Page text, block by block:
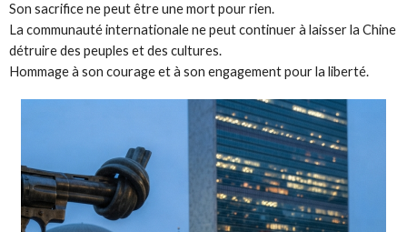
Son sacrifice ne peut être une mort pour rien.
La communauté internationale ne peut continuer à laisser la Chine
détruire des peuples et des cultures.
Hommage à son courage et à son engagement pour la liberté.